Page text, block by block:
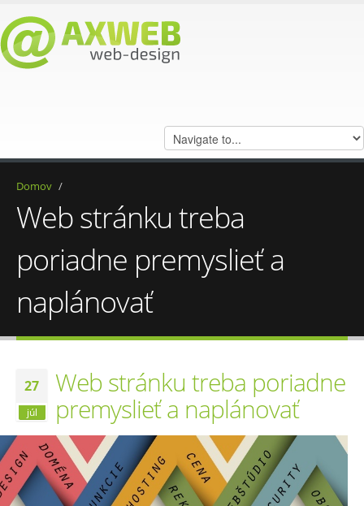
Domov /
Web stránku treba
poriadne premyslieť a
naplánovať
27
júl
Web stránku treba poriadne
premyslieť a naplánovať